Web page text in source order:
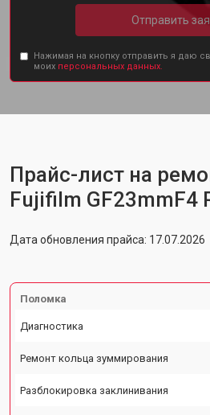
Отправить
Нажимая на кнопку отправить я даю
моих персональных данных.
Прайс-лист на
Fujifilm GF23mmF4
Дата обновления прайса: 17.07.2026
Поломка
Диагностика
Ремонт кольца зуммирования
Разблокировка заклинивания